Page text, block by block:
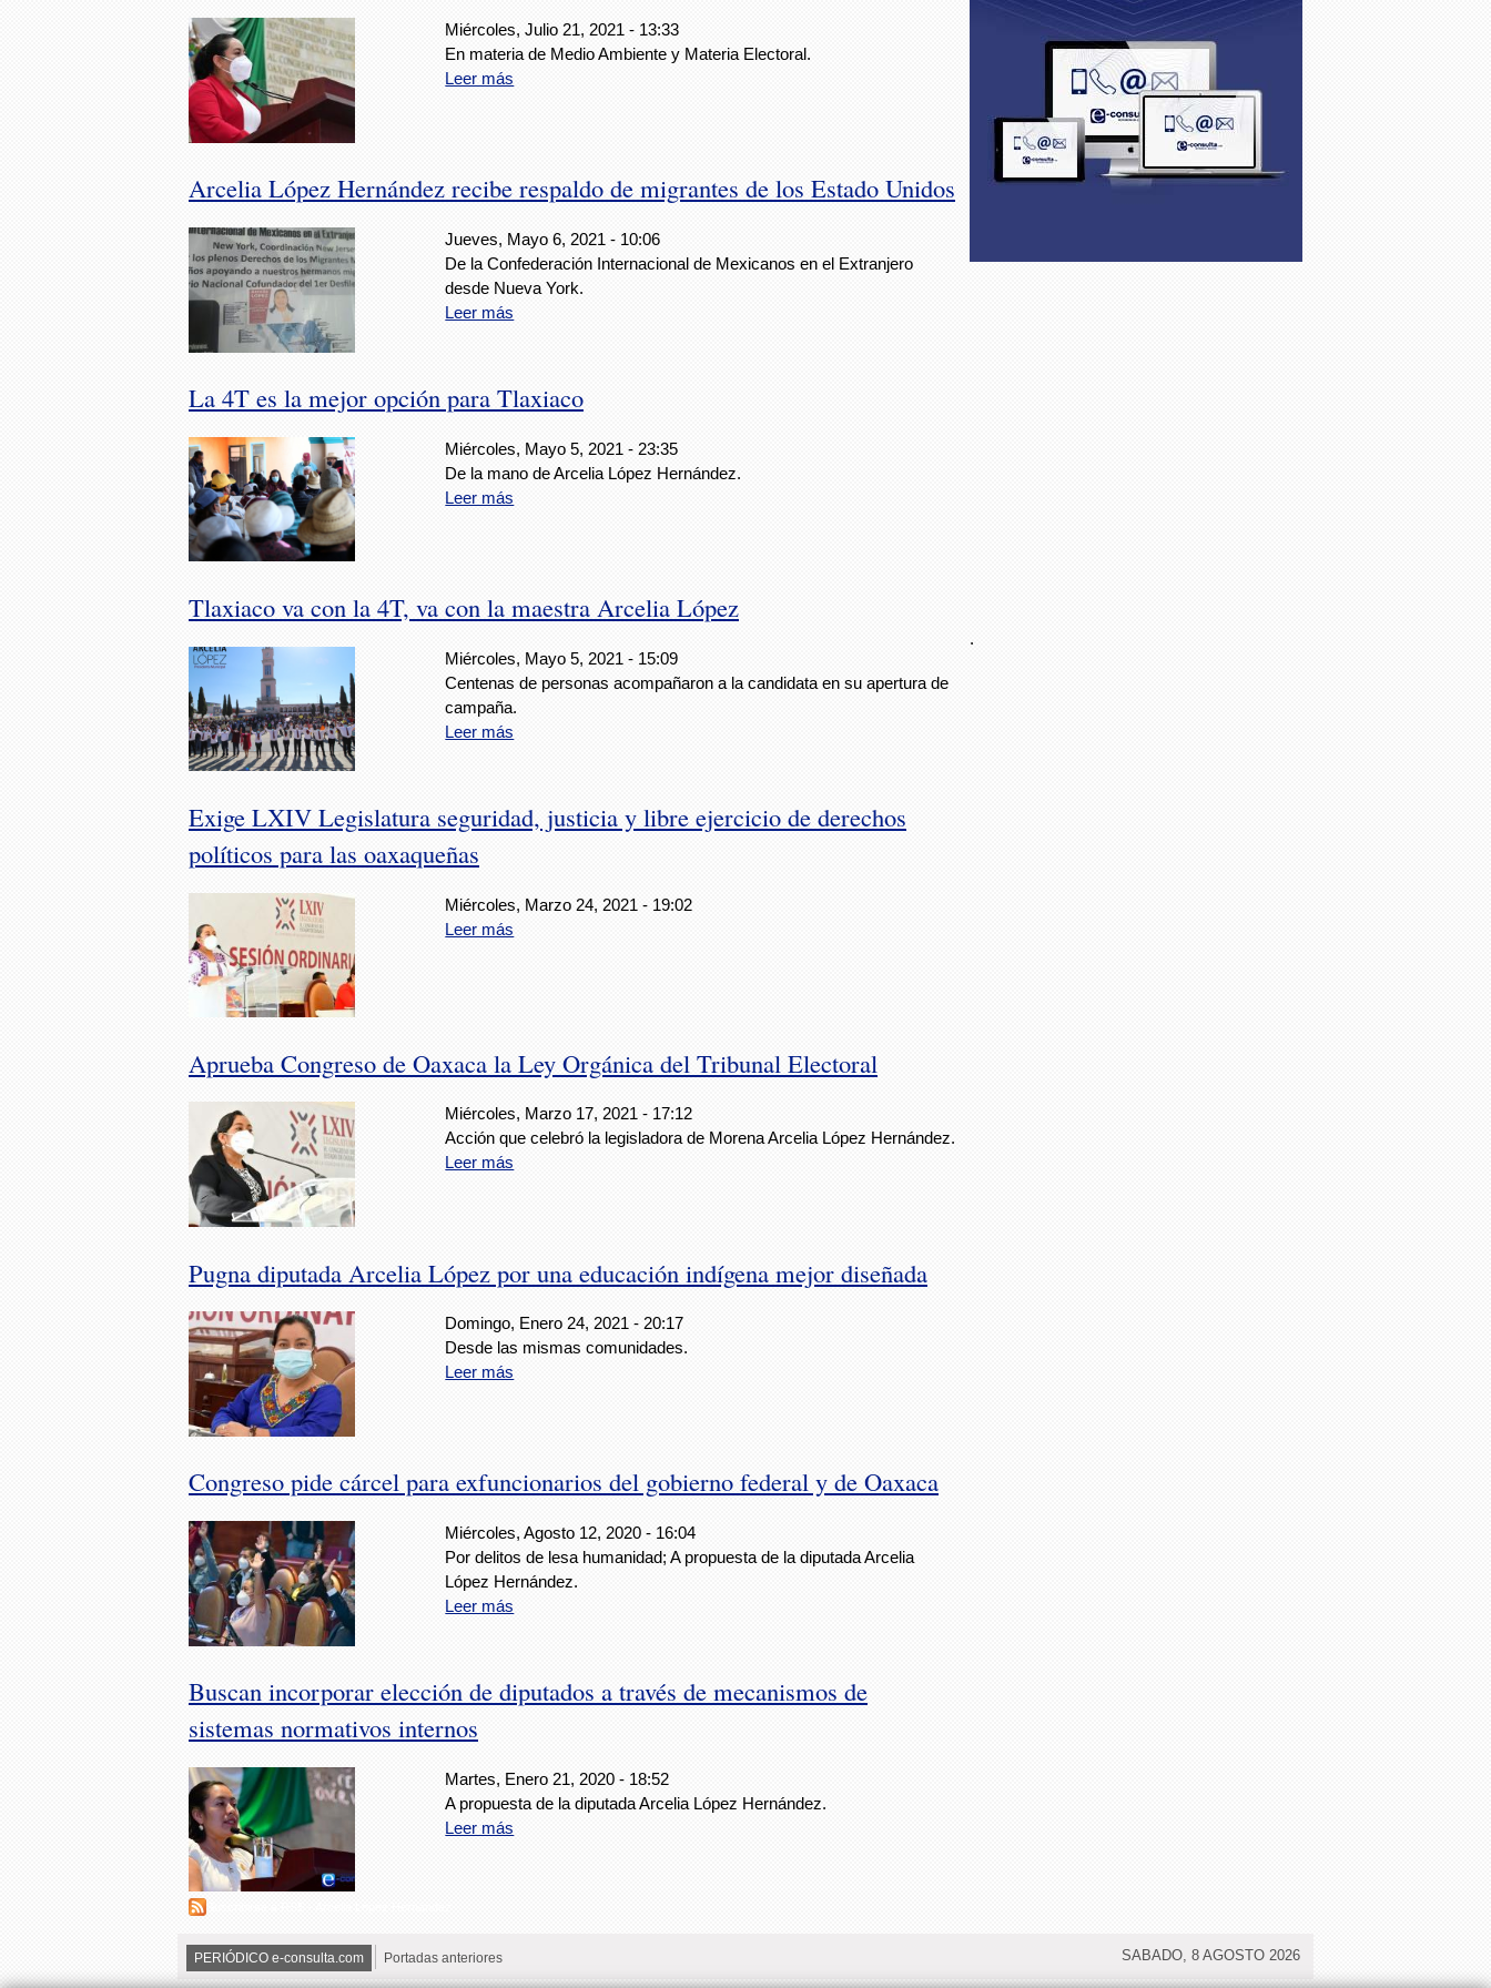
Miércoles, Julio 21, 2021 - 13:33
En materia de Medio Ambiente y Materia Electoral.
Leer más
Arcelia López Hernández recibe respaldo de migrantes de los Estado Unidos
Jueves, Mayo 6, 2021 - 10:06
De la Confederación Internacional de Mexicanos en el Extranjero
desde Nueva York.
Leer más
La 4T es la mejor opción para Tlaxiaco
Miércoles, Mayo 5, 2021 - 23:35
De la mano de Arcelia López Hernández.
Leer más
Tlaxiaco va con la 4T, va con la maestra Arcelia López
Miércoles, Mayo 5, 2021 - 15:09
Centenas de personas acompañaron a la candidata en su apertura de
campaña.
Leer más
Exige LXIV Legislatura seguridad, justicia y libre ejercicio de derechos
políticos para las oaxaqueñas
Miércoles, Marzo 24, 2021 - 19:02
Leer más
Aprueba Congreso de Oaxaca la Ley Orgánica del Tribunal Electoral
Miércoles, Marzo 17, 2021 - 17:12
Acción que celebró la legisladora de Morena Arcelia López Hernández.
Leer más
Pugna diputada Arcelia López por una educación indígena mejor diseñada
Domingo, Enero 24, 2021 - 20:17
Desde las mismas comunidades.
Leer más
Congreso pide cárcel para exfuncionarios del gobierno federal y de Oaxaca
Miércoles, Agosto 12, 2020 - 16:04
Por delitos de lesa humanidad; A propuesta de la diputada Arcelia
López Hernández.
Leer más
Buscan incorporar elección de diputados a través de mecanismos de
sistemas normativos internos
Martes, Enero 21, 2020 - 18:52
A propuesta de la diputada Arcelia López Hernández.
Leer más
.
PERIÓDICO e-consulta.com Portadas anteriores SABADO, 8 AGOSTO 2026